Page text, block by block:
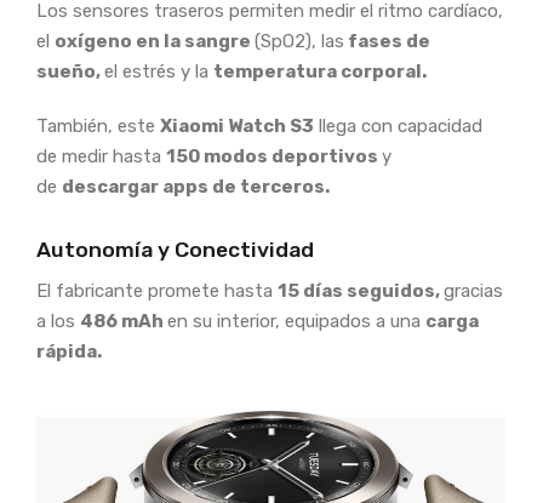
Los sensores traseros permiten medir el ritmo cardíaco,
el oxígeno en la sangre (SpO2), las fases de
sueño,el estrés y la temperatura corporal.
También, este Xiaomi Watch S3 llega con capacidad
de medir hasta 150 modos deportivos y
de descargar apps de terceros.
Autonomía y Conectividad
El fabricante promete hasta 15 días seguidos,gracias
a los 486 mAh en su interior, equipados a una carga
rápida.